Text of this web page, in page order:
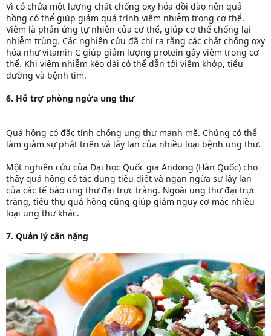
Vì có chứa một lượng chất chống oxy hóa dồi dào nên quả
hồng có thể giúp giảm quá trình viêm nhiễm trong cơ thể.
Viêm là phản ứng tự nhiên của cơ thể, giúp cơ thể chống lại
nhiễm trùng. Các nghiên cứu đã chỉ ra rằng các chất chống oxy
hóa như vitamin C giúp giảm lượng protein gây viêm trong cơ
thể. Khi viêm nhiễm kéo dài có thể dẫn tới viêm khớp, tiểu
đường và bệnh tim.
6. Hỗ trợ phòng ngừa ung thư
Quả hồng có đặc tính chống ung thư mạnh mẽ. Chúng có thể
làm giảm sự phát triển và lây lan của nhiều loại bệnh ung thư.
Một nghiên cứu của Đại học Quốc gia Andong (Hàn Quốc) cho
thấy quả hồng có tác dụng tiêu diệt và ngăn ngừa sự lây lan
của các tế bào ung thư đại trực tràng. Ngoài ung thư đại trực
tràng, tiêu thụ quả hồng cũng giúp giảm nguy cơ mắc nhiều
loại ung thư khác.
7. Quản lý cân nặng